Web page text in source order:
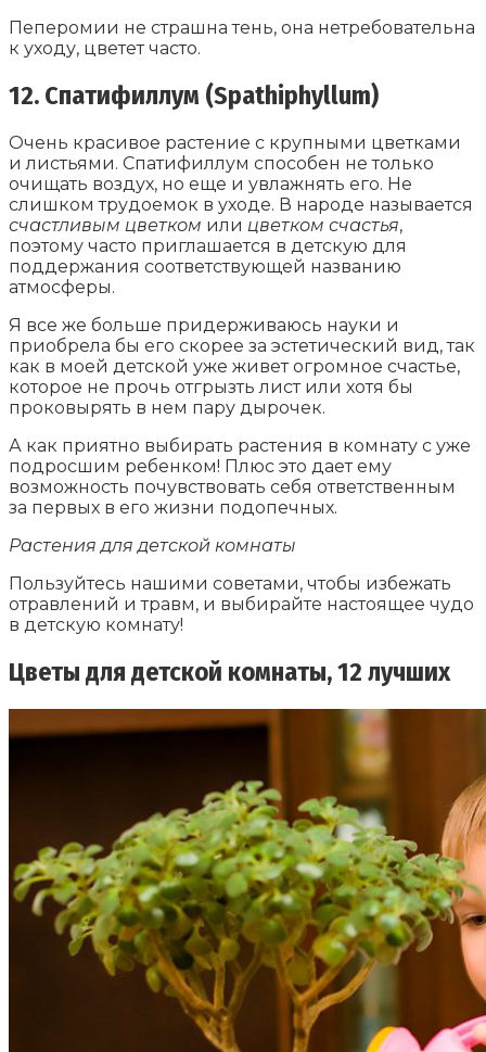
Пеперомии не страшна тень, она нетребовательна
к уходу, цветет часто.
12. Спатифиллум (Spathiphyllum)
Очень красивое растение с крупными цветками
и листьями. Спатифиллум способен не только
очищать воздух, но еще и увлажнять его. Не
слишком трудоемок в уходе. В народе называется
счастливым цветком или цветком счастья,
поэтому часто приглашается в детскую для
поддержания соответствующей названию
атмосферы.
Я все же больше придерживаюсь науки и
приобрела бы его скорее за эстетический вид, так
как в моей детской уже живет огромное счастье,
которое не прочь отгрызть лист или хотя бы
проковырять в нем пару дырочек.
А как приятно выбирать растения в комнату с уже
подросшим ребенком! Плюс это дает ему
возможность почувствовать себя ответственным
за первых в его жизни подопечных.
Растения для детской комнаты
Пользуйтесь нашими советами, чтобы избежать
отравлений и травм, и выбирайте настоящее чудо
в детскую комнату!
Цветы для детской комнаты, 12 лучших